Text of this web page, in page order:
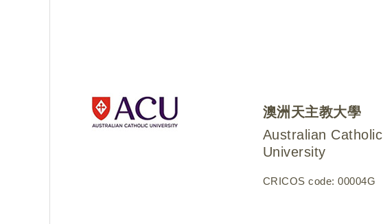
澳洲天主教大學
Australian Catholic
University
CRICOS code: 00004G